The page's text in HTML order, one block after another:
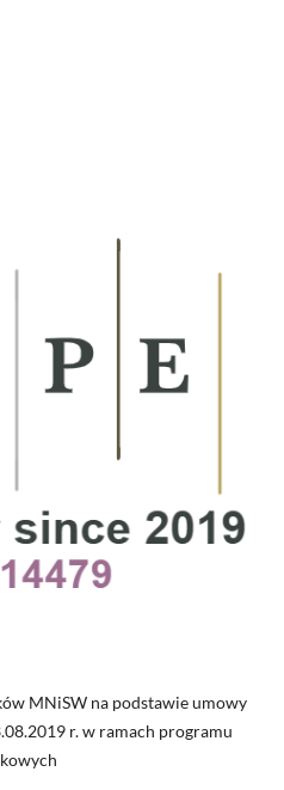
MNiSW na podstawie umowy
r. w ramach programu